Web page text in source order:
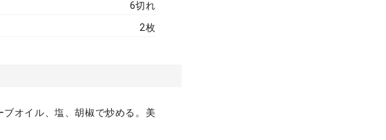
6切れ
2枚
オイル、塩、胡椒で炒める。美